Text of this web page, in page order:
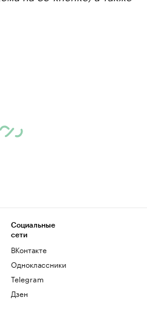
Социальные
сети
ВКонтакте
Одноклассники
Telegram
Дзен